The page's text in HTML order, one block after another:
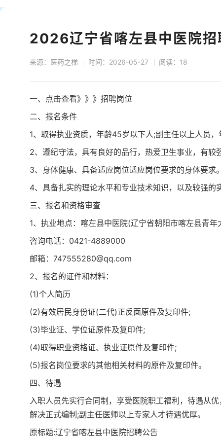
2026辽宁省喀左县中医院
来源：医药之梯 时间：2026-05-27 阅读：18
一、点击查看》》》招聘岗位
二、报名条件
1、取得执业资质，年龄45岁以下人;副主任以上人员
2、遵纪守法，具有良好的品行，热爱卫生事业，有较
3、身体健康、具备适应岗位适应岗位要求的身体要求
4、具备扎实的理论水平和专业技术知识，以及较强的
三、报名和资格审查
1、执业地点：喀左县中医院(辽宁省朝阳市喀左县青年
咨询电话：0421-4889000
邮箱：747555280@qq.com
2、报名的证件和材料：
(1)个人简历
(2)有效居民身份证(二代)正反面原件及复印件;
(3)毕业证、学位证原件及复印件;
(4)取得职业资格证、执业证原件及复印件;
(5)报名岗位要求的其他相关材料的原件及复印件。
四、待遇
入职人员先实行合同制，享受医院职工福利，待遇从
解决正式编制;副主任医师以上专家人才待遇优厚。
原标题:辽宁省喀左县中医院招聘公告